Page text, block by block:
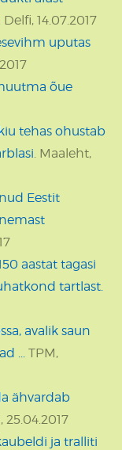
. Delfi, 14.07.2017
uputas
õue
tehas ohustab
. Maaleht,
Eestit
aastat tagasi
tartlast.
avalik saun
... TPM,
ähvardab
25.04.2017
ja tralliti